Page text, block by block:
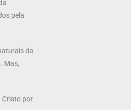
pela
da
Mas,
Cristo por